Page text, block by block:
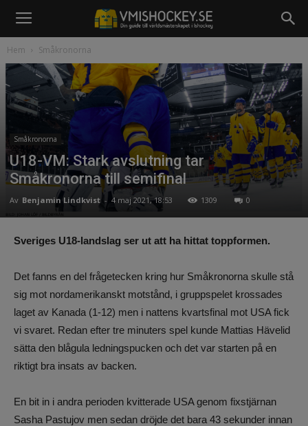
Hem Småkronorna
Småkronorna
U18-VM: Stark avslutning tar
Småkronorna till semifinal
Av Benjamin Lindkvist - 4 maj 2021, 18:53 1309 0
Sveriges U18-landslag ser ut att ha hittat toppformen.
Det fanns en del frågetecken kring hur Småkronorna skulle stå
sig mot nordamerikanskt motstånd, i gruppspelet krossades
laget av Kanada (1-12) men i nattens kvartsfinal mot USA fick
vi svaret. Redan efter tre minuters spel kunde Mattias Hävelid
sätta den blågula ledningspucken och det var starten på en
riktigt bra insats av backen.
En bit in i andra perioden kvitterade USA genom fixstjärnan
Sasha Pastujov men sedan dröjde det bara 43 sekunder innan